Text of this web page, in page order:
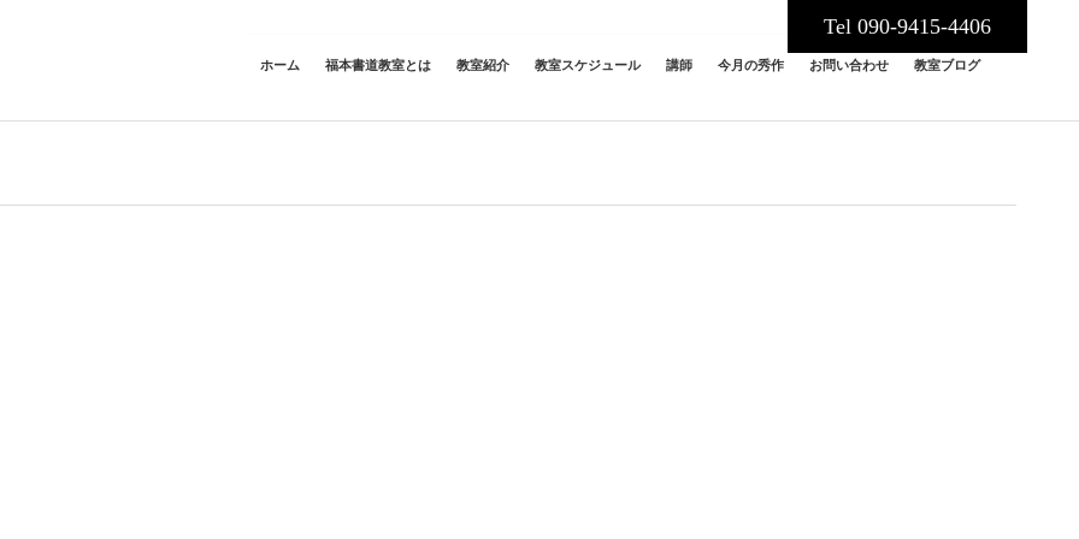
Tel 090-9415-4406
ホーム 福本書道教室とは 教室紹介 教室スケジュール 講師 今月の秀作 お問い合わせ 教室ブログ